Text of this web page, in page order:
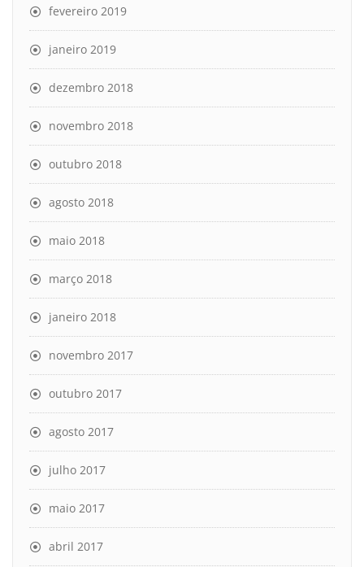
fevereiro 2019
janeiro 2019
dezembro 2018
novembro 2018
outubro 2018
agosto 2018
maio 2018
março 2018
janeiro 2018
novembro 2017
outubro 2017
agosto 2017
julho 2017
maio 2017
abril 2017